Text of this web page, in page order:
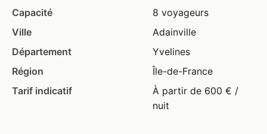
Capacité
8 voyageurs
Ville
Adainville
Département
Yvelines
Région
Île-de-France
Tarif indicatif
À partir de 600 € /
nuit